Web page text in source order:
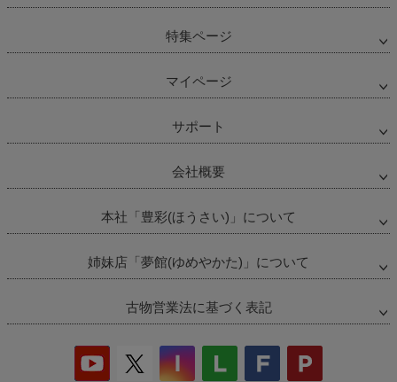
特集ページ
マイページ
サポート
会社概要
本社「豊彩(ほうさい)」について
姉妹店「夢館(ゆめやかた)」について
古物営業法に基づく表記